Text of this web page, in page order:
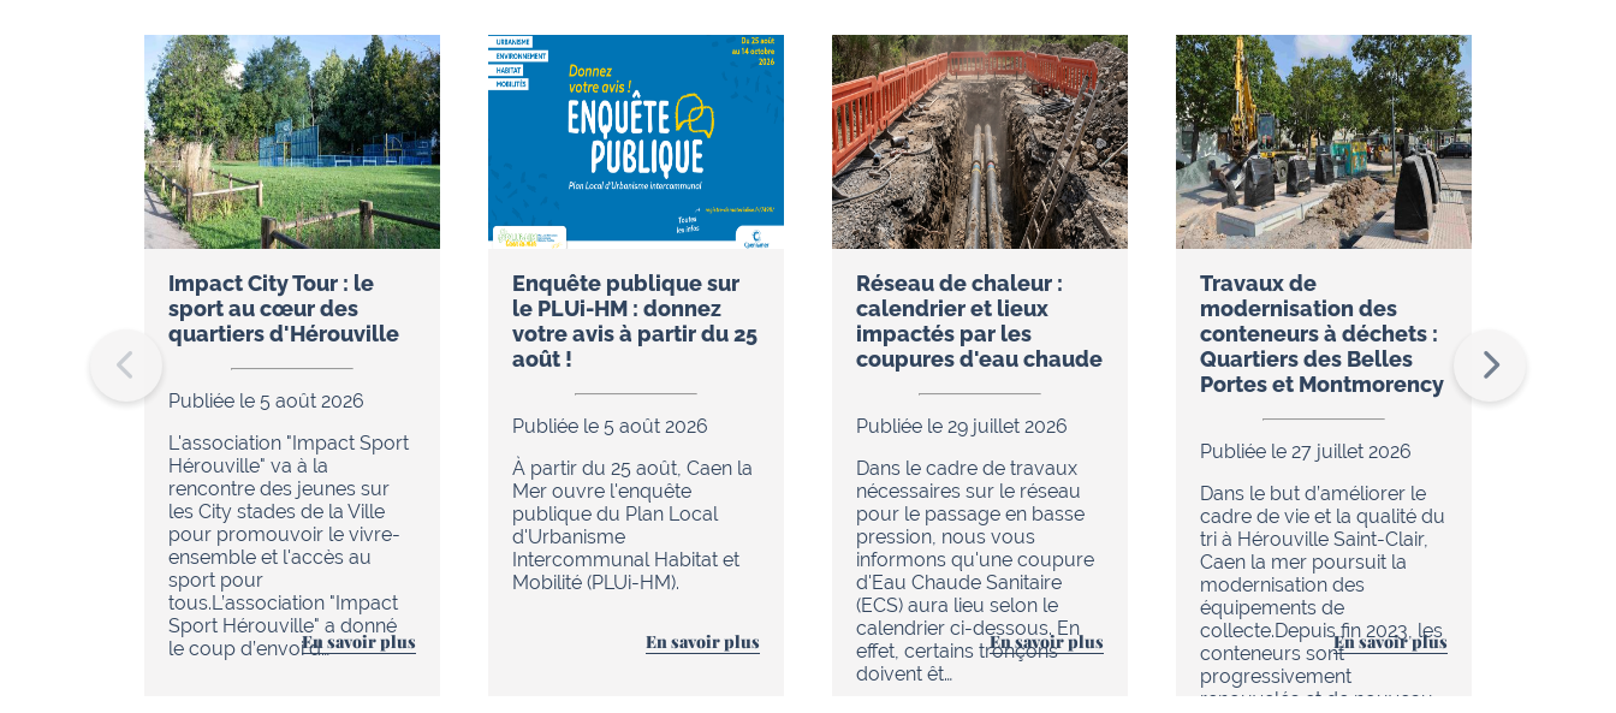
Impact City Tour : le
sport au cœur des
quartiers d'Hérouville
Publiée le 5 août 2026
L'association "Impact Sport
Hérouville" va à la
rencontre des jeunes sur
les City stades de la Ville
pour promouvoir le vivre-
ensemble et l'accès au
sport pour
tous.L’association "Impact
Sport Hérouville" a donné
le coup d’envoi d…En savoir plus
Enquête publique sur
le PLUi-HM : donnez
votre avis à partir du 25
août !
Publiée le 5 août 2026
À partir du 25 août, Caen la
Mer ouvre l'enquête
publique du Plan Local
d'Urbanisme
Intercommunal Habitat et
Mobilité (PLUi-HM).
En savoir plus
Réseau de chaleur :
calendrier et lieux
impactés par les
coupures d'eau chaude
Publiée le 29 juillet 2026
Dans le cadre de travaux
nécessaires sur le réseau
pour le passage en basse
pression, nous vous
informons qu'une coupure
d'Eau Chaude Sanitaire
(ECS) aura lieu selon le
calendrier ci-dessous. En
effet, certains tronçons
doivent êt…
En savoir plus
Travaux de
modernisation des
conteneurs à déchets :
Quartiers des Belles
Portes et Montmorency
Publiée le 27 juillet 2026
Dans le but d’améliorer le
cadre de vie et la qualité du
tri à Hérouville Saint-Clair,
Caen la mer poursuit la
modernisation des
équipements de
collecte.Depuis fin 2023, les
conteneurs sont
progressivement
renouvelés et de nouveau…
En savoir plus